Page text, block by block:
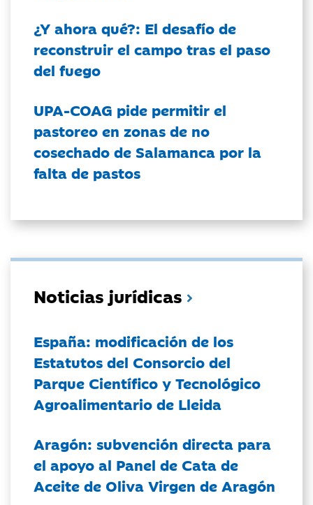
¿Y ahora qué?: El desafío de
reconstruir el campo tras el paso
del fuego
UPA-COAG pide permitir el
pastoreo en zonas de no
cosechado de Salamanca por la
falta de pastos
Noticias jurídicas
España: modificación de los
Estatutos del Consorcio del
Parque Científico y Tecnológico
Agroalimentario de Lleida
Aragón: subvención directa para
el apoyo al Panel de Cata de
Aceite de Oliva Virgen de Aragón